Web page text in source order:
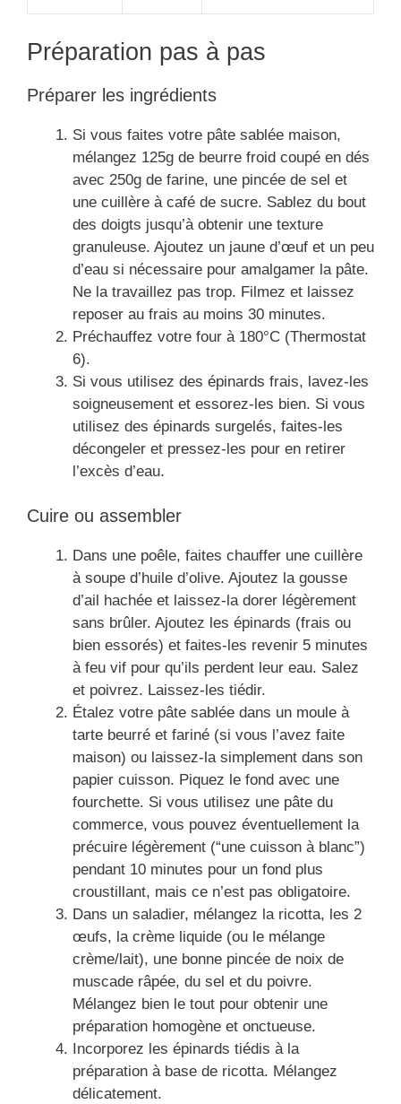
Préparation pas à pas
Préparer les ingrédients
Si vous faites votre pâte sablée maison,
mélangez 125g de beurre froid coupé en dés
avec 250g de farine, une pincée de sel et
une cuillère à café de sucre. Sablez du bout
des doigts jusqu’à obtenir une texture
granuleuse. Ajoutez un jaune d’œuf et un peu
d’eau si nécessaire pour amalgamer la pâte.
Ne la travaillez pas trop. Filmez et laissez
reposer au frais au moins 30 minutes.
Préchauffez votre four à 180°C (Thermostat
6).
Si vous utilisez des épinards frais, lavez-les
soigneusement et essorez-les bien. Si vous
utilisez des épinards surgelés, faites-les
décongeler et pressez-les pour en retirer
l’excès d’eau.
Cuire ou assembler
Dans une poêle, faites chauffer une cuillère
à soupe d’huile d’olive. Ajoutez la gousse
d’ail hachée et laissez-la dorer légèrement
sans brûler. Ajoutez les épinards (frais ou
bien essorés) et faites-les revenir 5 minutes
à feu vif pour qu’ils perdent leur eau. Salez
et poivrez. Laissez-les tiédir.
Étalez votre pâte sablée dans un moule à
tarte beurré et fariné (si vous l’avez faite
maison) ou laissez-la simplement dans son
papier cuisson. Piquez le fond avec une
fourchette. Si vous utilisez une pâte du
commerce, vous pouvez éventuellement la
précuire légèrement (“une cuisson à blanc”)
pendant 10 minutes pour un fond plus
croustillant, mais ce n’est pas obligatoire.
Dans un saladier, mélangez la ricotta, les 2
œufs, la crème liquide (ou le mélange
crème/lait), une bonne pincée de noix de
muscade râpée, du sel et du poivre.
Mélangez bien le tout pour obtenir une
préparation homogène et onctueuse.
Incorporez les épinards tiédis à la
préparation à base de ricotta. Mélangez
délicatement.